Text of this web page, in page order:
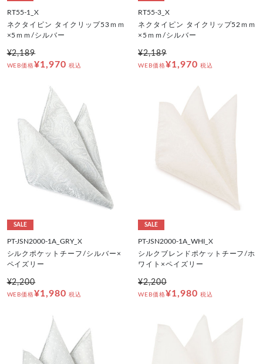
RT55-1_X
ネクタイピン タイクリップ53ｍｍ
×5ｍｍ/シルバー
¥2,189
WEB価格¥1,970 税込
RT55-3_X
ネクタイピン タイクリップ52ｍｍ
×5ｍｍ/シルバー
¥2,189
WEB価格¥1,970 税込
SALE
PT-JSN2000-1A_GRY_X
シルクポケットチーフ/シルバー×
ペイズリー
¥2,200
WEB価格¥1,980 税込
SALE
PT-JSN2000-1A_WHI_X
シルクブレンドポケットチーフ/ホ
ワイト×ペイズリー
¥2,200
WEB価格¥1,980 税込